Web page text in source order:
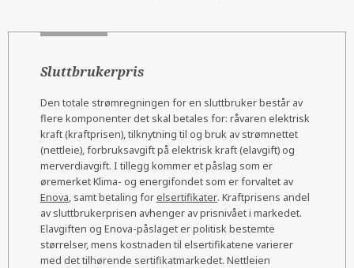
Sluttbrukerpris
Den totale strømregningen for en sluttbruker består av
flere komponenter det skal betales for: råvaren elektrisk
kraft (kraftprisen), tilknytning til og bruk av strømnettet
(nettleie), forbruksavgift på elektrisk kraft (elavgift) og
merverdiavgift. I tillegg kommer et påslag som er
øremerket Klima- og energifondet som er forvaltet av
Enova, samt betaling for elsertifikater. Kraftprisens andel
av sluttbrukerprisen avhenger av prisnivået i markedet.
Elavgiften og Enova-påslaget er politisk bestemte
størrelser, mens kostnaden til elsertifikatene varierer
med det tilhørende sertifikatmarkedet. Nettleien